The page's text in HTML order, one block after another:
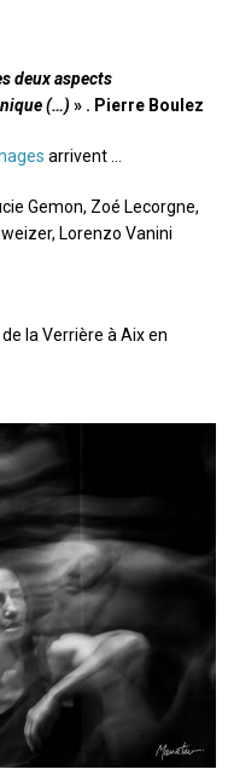
deux aspects
(…) » . Pierre Boulez
arrivent …
Gemon, Zoé Lecorgne,
Lorenzo Vanini
la Verrière à Aix en